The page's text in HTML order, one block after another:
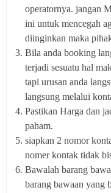
operatornya. jangan
ini untuk mencegah
diinginkan maka
Bila anda booking
terjadi sesuatu hal
tapi urusan anda
langsung melalui
Pastikan Harga dan
paham.
siapkan 2 nomor
nomer kontak tidak
Bawalah barang
barang bawaan yang